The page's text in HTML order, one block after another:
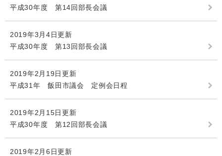
平成30年度 第14回部長会議
2019年3月4日更新
平成30年度 第13回部長会議
2019年2月19日更新
平成31年 飯田市議会 定例会日程
2019年2月15日更新
平成30年度 第12回部長会議
2019年2月6日更新